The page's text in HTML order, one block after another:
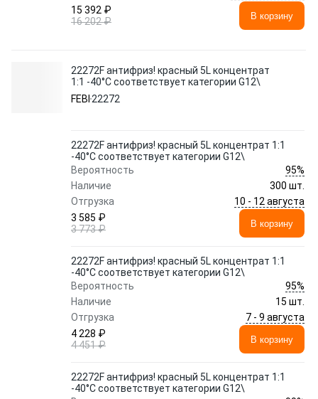
15 392 ₽
16 202 ₽
В корзину
22272F антифриз! красный 5L концентрат
1:1 -40°C соответствует категории G12\
FEBI 22272
22272F антифриз! красный 5L концентрат 1:1
-40°C соответствует категории G12\
Вероятность
95%
Наличие
300 шт.
Отгрузка
10 - 12 августа
3 585 ₽
3 773 ₽
В корзину
22272F антифриз! красный 5L концентрат 1:1
-40°C соответствует категории G12\
Вероятность
95%
Наличие
15 шт.
Отгрузка
7 - 9 августа
4 228 ₽
4 451 ₽
В корзину
22272F антифриз! красный 5L концентрат 1:1
-40°C соответствует категории G12\